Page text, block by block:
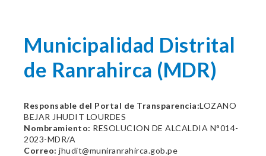
Municipalidad Distrital
de Ranrahirca (MDR)
Responsable del Portal de Transparencia:LOZANO
BEJAR JHUDIT LOURDES
Nombramiento: RESOLUCION DE ALCALDIA N°014-
2023-MDR/A
Correo: jhudit@muniranrahirca.gob.pe